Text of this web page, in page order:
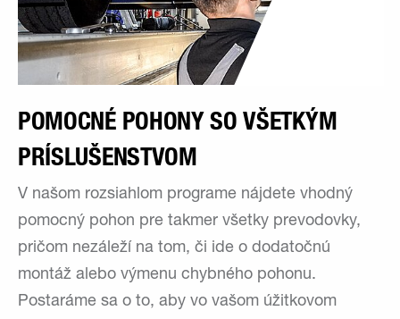
POMOCNÉ POHONY SO VŠETKÝM
PRÍSLUŠENSTVOM
V našom rozsiahlom programe nájdete vhodný
pomocný pohon pre takmer všetky prevodovky,
pričom nezáleží na tom, či ide o dodatočnú
montáž alebo výmenu chybného pohonu.
Postaráme sa o to, aby vo vašom úžitkovom